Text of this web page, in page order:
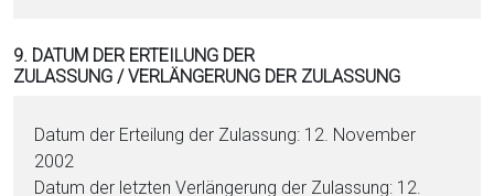
9. DATUM DER ERTEILUNG DER
ZULASSUNG / VERLÄNGERUNG DER ZULASSUNG
Datum der Erteilung der Zulassung: 12. November
2002
Datum der letzten Verlängerung der Zulassung: 12.